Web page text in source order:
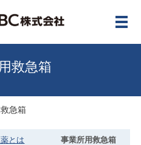
メ
救急箱
急箱
とは 事業所用救急箱